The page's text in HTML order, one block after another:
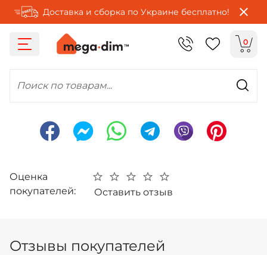
Доставка и сборка по Украине бесплатно!
0
Поиск по товарам...
Оценка
покупателей:
Оставить отзыв
Отзывы покупателей